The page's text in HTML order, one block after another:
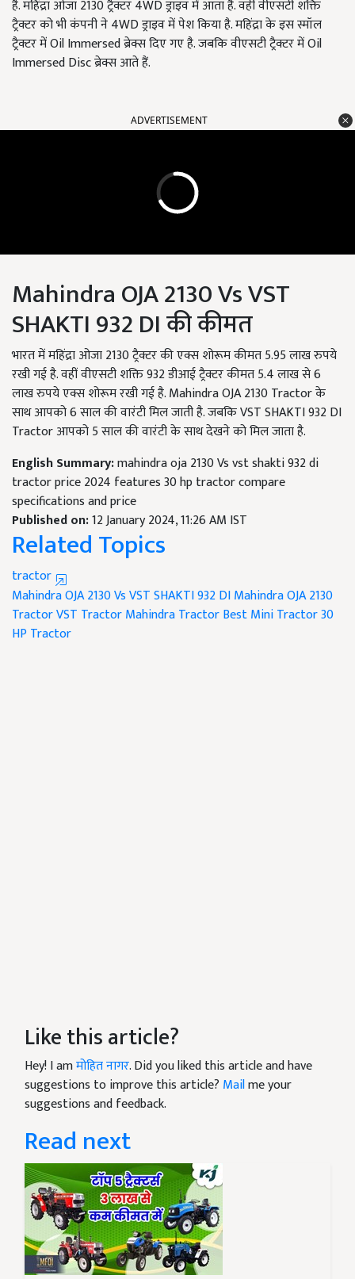
है. महिंद्रा ओजा 2130 ट्रैक्टर 4WD ड्राइव में आता है. वहीं वीएसटी शक्ति
ट्रैक्टर को भी कंपनी ने 4WD ड्राइव में पेश किया है. महिंद्रा के इस स्मॉल
ट्रैक्टर में Oil Immersed ब्रेक्स दिए गए है. जबकि वीएसटी ट्रैक्टर में Oil
Immersed Disc ब्रेक्स आते हैं.
ADVERTISEMENT
Mahindra OJA 2130 Vs VST
SHAKTI 932 DI की कीमत
भारत में महिंद्रा ओजा 2130 ट्रैक्टर की एक्स शोरूम कीमत 5.95 लाख रुपये
रखी गई है. वहीं वीएसटी शक्ति 932 डीआई ट्रैक्टर कीमत 5.4 लाख से 6
लाख रुपये एक्स शोरूम रखी गई है. Mahindra OJA 2130 Tractor के
साथ आपको 6 साल की वारंटी मिल जाती है. जबकि VST SHAKTI 932 DI
Tractor आपको 5 साल की वारंटी के साथ देखने को मिल जाता है.
English Summary:mahindra oja 2130 Vs vst shakti 932 di
tractor price 2024 features 30 hp tractor compare
specifications and price
Published on:12 January 2024, 11:26 AM IST
Related Topics
tractor
Mahindra OJA 2130 Vs VST SHAKTI 932 DIMahindra OJA 2130
TractorVST TractorMahindra TractorBest Mini Tractor30
HP Tractor
Like this article?
Hey! I amमोहित नागर. Did you liked this article and have
suggestions to improve this article? Mailme your
suggestions and feedback.
Read next